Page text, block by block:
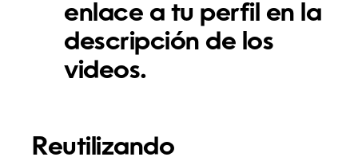
enlace a tu perfil en la
descripción de los
videos.
Reutilizando